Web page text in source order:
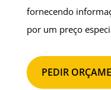
fornecendo
por um preço
PEDIR